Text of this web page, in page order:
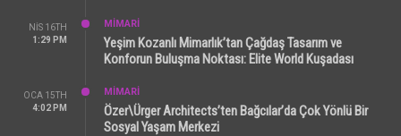
NIS 16TH
1:29 PM
MİMARİ
Yeşim Kozanlı Mimarlık’tan Çağdaş Tasarım ve
Konforun Buluşma Noktası: Elite World Kuşadası
OCA 15TH
4:02 PM
MİMARİ
Özer\Ürger Architects’ten Bağcılar’da Çok Yönlü Bir
Sosyal Yaşam Merkezi